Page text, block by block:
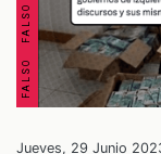
Jueves, 29 Junio